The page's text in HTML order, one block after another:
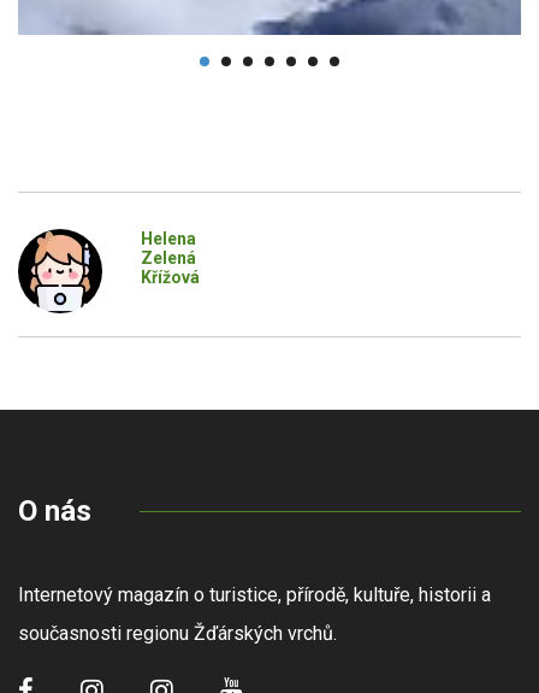
Helena
Zelená
Křížová
O nás
Internetový magazín o turistice, přírodě, kultuře, historii a
současnosti regionu Žďárských vrchů.